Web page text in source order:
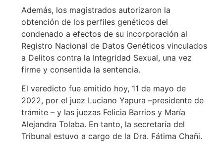
Además, los magistrados autorizaron la
obtención de los perfiles genéticos del
condenado a efectos de su incorporación al
Registro Nacional de Datos Genéticos vinculados
a Delitos contra la Integridad Sexual, una vez
firme y consentida la sentencia.
El veredicto fue emitido hoy, 11 de mayo de
2022, por el juez Luciano Yapura –presidente de
trámite – y las juezas Felicia Barrios y María
Alejandra Tolaba. En tanto, la secretaría del
Tribunal estuvo a cargo de la Dra. Fátima Chañi.